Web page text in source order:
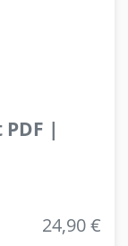
|
24,90 €